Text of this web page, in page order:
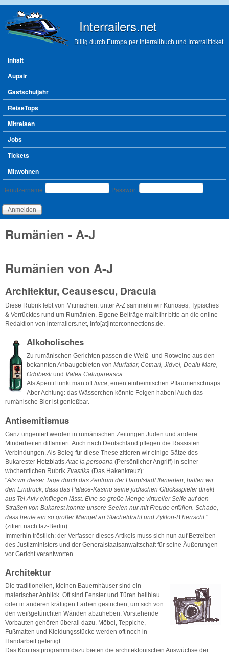
Interrailers.net
Billig durch Europa per Interrailbuch und Interrailticket
Hauptmenü
Inhalt
Aupair
Gastschuljahr
ReiseTops
Mitreisen
Jobs
Tickets
Mitwohnen
Benutzeranmeldung
Benutzername Passwort
Rumänien - A-J
Rumänien von A-J
Architektur, Ceausescu, Dracula
Diese Rubrik lebt von Mitmachen: unter A-Z sammeln wir Kurioses, Typisches
& Verrücktes rund um Rumänien. Eigene Beiträge mailt ihr bitte an die online-
Redaktion von interrailers.net, info[at]interconnections.de.
Alkoholisches
Zu rumänischen Gerichten passen die Weiß- und Rotweine aus den
bekannten Anbaugebieten von Murfatlar, Cotnari, Jidvei, Dealu Mare,
Odobesti und Valea Calugareasca.
Als Aperitif trinkt man ofttuica, einen einheimischen Pflaumenschnaps.
Aber Achtung: das Wässerchen könnte Folgen haben! Auch das
rumänische Bier ist genießbar.
Antisemitismus
Ganz ungeniert werden in rumänischen Zeitungen Juden und andere
Minderheiten diffamiert. Auch nach Deutschland pflegen die Rassisten
Verbindungen. Als Beleg für diese These zitieren wir einige Sätze des
Bukarester Hetzblatts Atac la persoana (Persönlicher Angriff) in seiner
wöchentlichen Rubrik Zvastika (Das Hakenkreuz):
"Als wir dieser Tage durch das Zentrum der Hauptstadt flanierten, hatten wir
den Eindruck, dass das Palace-Kasino seine jüdischen Glücksspieler direkt
aus Tel Aviv einfliegen lässt. Eine so große Menge virtueller Seife auf den
Straßen von Bukarest konnte unsere Seelen nur mit Freude erfüllen. Schade,
dass heute ein so großer Mangel an Stacheldraht und Zyklon-B herrscht."
(zitiert nach taz-Berlin).
Immerhin tröstlich: der Verfasser dieses Artikels muss sich nun auf Betreiben
des Justizministers und der Generalstaatsanwaltschaft für seine Äußerungen
vor Gericht verantworten.
Architektur
Die traditionellen, kleinen Bauernhäuser sind ein
malerischer Anblick. Oft sind Fenster und Türen hellblau
oder in anderen kräftigen Farben gestrichen, um sich von
den weißgetünchten Wänden abzuheben. Vorstehende
Vorbauten gehören überall dazu. Möbel, Teppiche,
Fußmatten und Kleidungsstücke werden oft noch in
Handarbeit gefertigt.
Das Kontrastprogramm dazu bieten die architektonischen Auswüchse der